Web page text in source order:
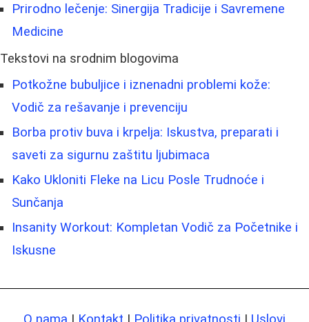
Prirodno lečenje: Sinergija Tradicije i Savremene
Medicine
Tekstovi na srodnim blogovima
Potkožne bubuljice i iznenadni problemi kože:
Vodič za rešavanje i prevenciju
Borba protiv buva i krpelja: Iskustva, preparati i
saveti za sigurnu zaštitu ljubimaca
Kako Ukloniti Fleke na Licu Posle Trudnoće i
Sunčanja
Insanity Workout: Kompletan Vodič za Početnike i
Iskusne